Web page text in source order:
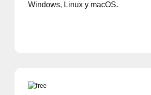
Windows, Linux y macOS.